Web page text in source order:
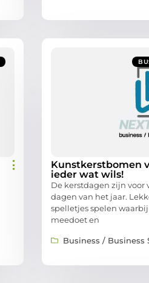
Kunstkerstbomen
ieder wat wils!
De kerstdagen zijn voor
dagen van het jaar.
spelletjes spelen
meedoet en
Business / Business